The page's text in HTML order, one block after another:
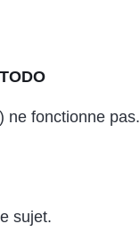
TODO
ne fonctionne pas.
sujet.